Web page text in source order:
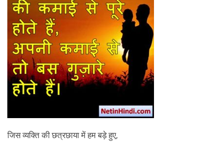
जिस व्यक्ति की छत्रछाया में हम बड़े हुए,